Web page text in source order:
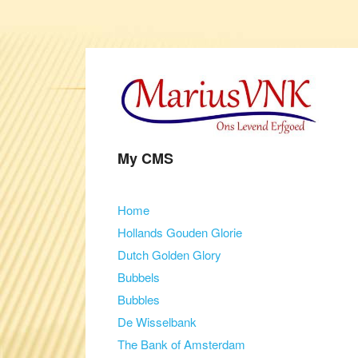
My CMS
Menu
Skip to content
Home
Hollands Gouden Glorie
Dutch Golden Glory
Bubbels
Bubbles
De Wisselbank
The Bank of Amsterdam